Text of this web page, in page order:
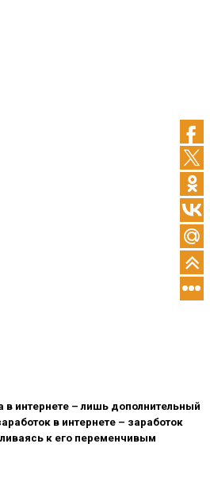
интернете – лишь дополнительный
в интернете – заработок
к его переменчивым